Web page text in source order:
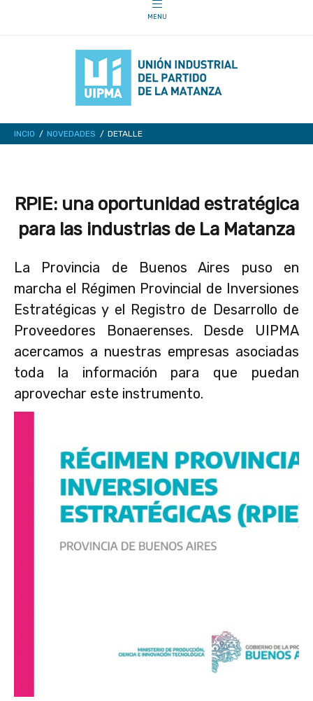
INCIO NOVEDADES DETALLE
RPIE: una oportunidad estratégica
para las industrias de La Matanza
La Provincia de Buenos Aires puso en
marcha el Régimen Provincial de Inversiones
Estratégicas y el Registro de Desarrollo de
Proveedores Bonaerenses. Desde UIPMA
acercamos a nuestras empresas asociadas
toda la información para que puedan
aprovechar este instrumento.